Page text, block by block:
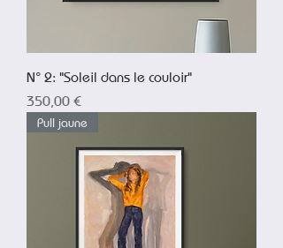
N° 2: "Soleil dans le couloir"
Prix
350,00 €
Pull jaune